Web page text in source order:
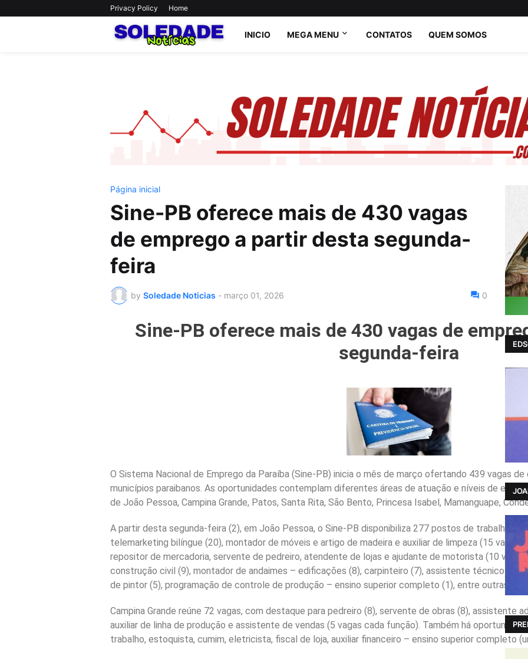
Privacy Policy Home
INICIO MEGA MENU CONTATOS QUEM SOMOS
Página inicial
Sine-PB oferece mais de 430 vagas
de emprego a partir desta segunda-
feira
by Soledade Noticias - março 01, 2026 0
Sine-PB oferece mais de 430 vagas de
segunda-feira
O Sistema Nacional de Emprego da Paraíba (Sine-PB) inicia o mês de março ofertando 439 vagas
municípios paraibanos. As oportunidades contemplam diferentes áreas de atuação e níveis de
de João Pessoa, Campina Grande, Patos, Santa Rita, São Bento, Princesa Isabel, Mamanguape,
A partir desta segunda-feira (2), em João Pessoa, o Sine-PB disponibiliza 277 postos de trabalho,
telemarketing bilíngue (20), montador de móveis e artigo de madeira e auxiliar de limpeza (15 vagas
repositor de mercadoria, servente de pedreiro, atendente de lojas e ajudante de motorista (10
construção civil (9), montador de andaimes – edificações (8), carpinteiro (7), assistente técnico de
de pintor (5), programação de controle de produção – ensino superior completo (1), entre outras
Campina Grande reúne 72 vagas, com destaque para pedreiro (8), servente de obras (8), assistente
auxiliar de linha de produção e assistente de vendas (5 vagas cada função). Também há
trabalho, estoquista, cumim, eletricista, fiscal de loja, auxiliar financeiro – ensino superior completo